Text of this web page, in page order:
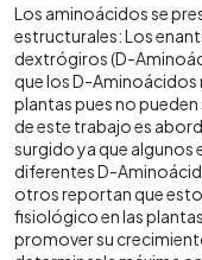
Los aminoácidos se
estructurales: Los
dextrógiros (D-
que los D-Aminoácidos
plantas pues no
de este trabajo es
surgido ya que
diferentes D-
otros reportan que
fisiológico en las
promover su